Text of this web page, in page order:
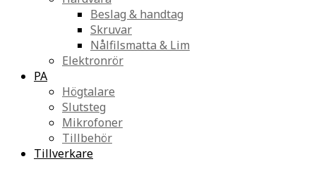
Beslag & handtag
Skruvar
Nålfilsmatta & Lim
Elektronrör
PA
Högtalare
Slutsteg
Mikrofoner
Tillbehör
Tillverkare